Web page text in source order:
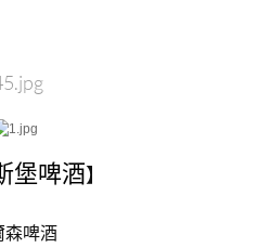
堡啤酒】
森啤酒